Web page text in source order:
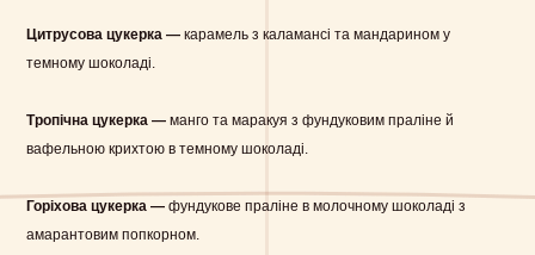
Цитрусова цукерка — карамель з каламансі та мандарином у
темному шоколаді.
Тропічна цукерка — манго та маракуя з фундуковим праліне й
вафельною крихтою в темному шоколаді.
Горіхова цукерка —фундукове праліне в молочному шоколаді з
амарантовим попкорном.